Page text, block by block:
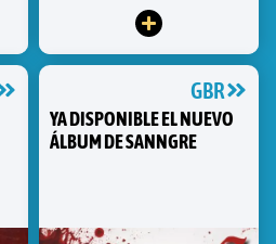
GBR
YA DISPONIBLE EL NUEVO
ÁLBUM DE SANNGRE